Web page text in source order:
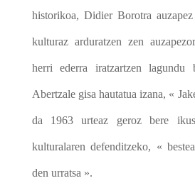
historikoa, Didier Borotra auzapez
kulturaz arduratzen zen
herri ederra iratzartzen
Abertzale gisa hautatua izana, «
da 1963 urteaz geroz bere
kulturalaren defenditzeko, «
den urratsa ».